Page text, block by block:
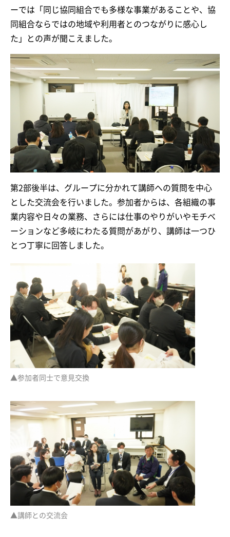
ーでは「同じ協同組合でも多様な事業があることや、協
同組合ならではの地域や利用者とのつながりに感心し
た」との声が聞こえました。
第2部後半は、グループに分かれて講師への質問を中心
とした交流会を行いました。参加者からは、各組織の事
業内容や日々の業務、さらには仕事のやりがいやモチベ
ーションなど多岐にわたる質問があがり、講師は一つひ
とつ丁寧に回答しました。
▲参加者同士で意見交換
▲講師との交流会